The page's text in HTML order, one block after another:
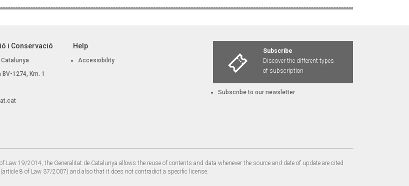
i Conservació
1274, Km. 1
Help
Accessibility
Subscribe
Discover the different types
of subscription
Subscribe to our newsletter
Law 19/2014, the Generalitat de Catalunya allows the reuse of contents and data whenever the source and date of update are cited
8 of Law 37/2007) and also that it does not contradict a specific license.